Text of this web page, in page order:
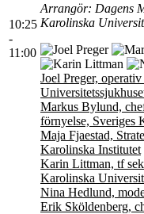
10:25
-
11:00
Arrangör: Dagens
Karolinska
Joel Preger,
Markus Bylund,
förnyelse, Sveriges
Maja Fjaestad,
Karolinska Institutet
Karin Littman, tf
Karolinska
Nina Hedlund,
Erik Sköldenberg,